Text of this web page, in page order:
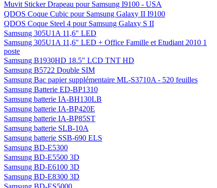
Muvit Sticker Drapeau pour Samsung I9100 - USA
QDOS Coque Cubic pour Samsung Galaxy II I9100
QDOS Coque Steel 4 pour Samsung Galaxy S II
Samsung 305U1A 11,6" LED
Samsung 305U1A 11,6" LED + Office Famille et Etudiant 2010 1
poste
Samsung B1930HD 18.5" LCD TNT HD
Samsung B5722 Double SIM
Samsung Bac papier supplémentaire ML-S3710A - 520 feuilles
Samsung Batterie ED-BP1310
Samsung batterie IA-BH130LB
Samsung batterie IA-BP420E
Samsung batterie IA-BP85ST
Samsung batterie SLB-10A
Samsung batterie SSB-690 ELS
Samsung BD-E5300
Samsung BD-E5500 3D
Samsung BD-E6100 3D
Samsung BD-E8300 3D
Samsung BD-ES5000